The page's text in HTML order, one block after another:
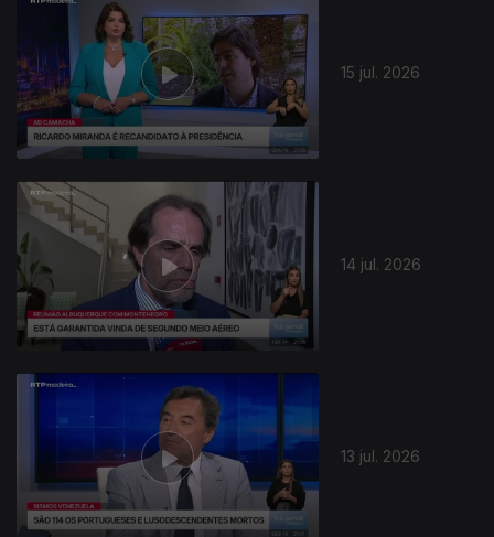
15 jul. 2026
14 jul. 2026
13 jul. 2026